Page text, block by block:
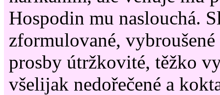
Hospodin mu naslouchá.
zformulované,
prosby útržkovité, těžko
všelijak nedořečené a